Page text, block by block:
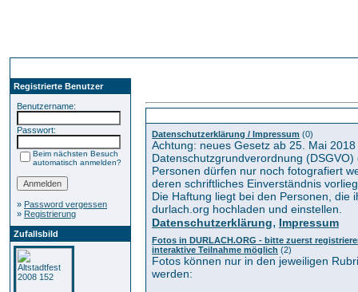
Registrierte Benutzer
Benutzername:
Passwort:
Beim nächsten Besuch
automatisch anmelden?
» Password vergessen
» Registrierung
Zufallsbild
Datenschutzerklärung / Impressum (0)
Achtung: neues Gesetz ab 25. Mai 2018
Datenschutzgrundverordnung (DSGVO)
Personen dürfen nur noch fotografiert
deren schriftliches Einverständnis
Die Haftung liegt bei den Personen, die
durlach.org hochladen und einstellen.
Datenschutzerklärung, Impressum
Fotos in DURLACH.ORG - bitte zuerst
interaktive Teilnahme möglich (2)
Fotos können nur in den jeweiligen
werden: